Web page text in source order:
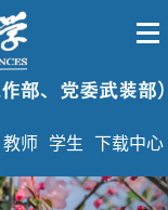
教师 学生 下载中心